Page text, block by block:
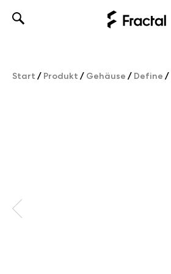
Start / Produkt / Gehäuse / Define /